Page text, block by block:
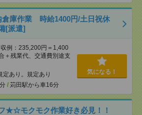
倉庫作業 時給1400円/土日祝休
[派遣]
例：235,200円＝1,400
＋残業代、交通費別途支
定あり。規定あり
/ 苅田駅から車16分
気になる！
★☆モクモク作業好き必見！！